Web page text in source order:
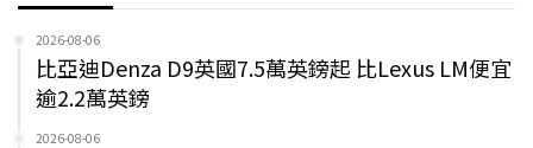
2026-08-06
比亞迪Denza D9英國7.5萬英鎊起 比Lexus LM便宜
逾2.2萬英鎊
2026-08-06